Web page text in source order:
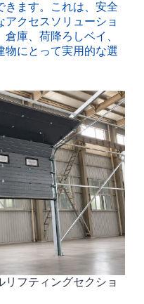
きます。これは、安全
アクセスソリューショ
庫、荷降ろしベイ、
物にとって実用的な選
リフティングセクショ